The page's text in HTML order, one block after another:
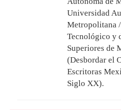
Universidad
Metropolitana
Tecnológico y
Superiores de
(Desbordar el
Escritoras
Siglo XX).